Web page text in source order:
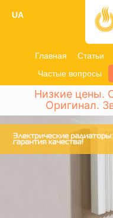
Главная Статьи
Частые вопросы
UA
Низкие цены.
Оригинал.